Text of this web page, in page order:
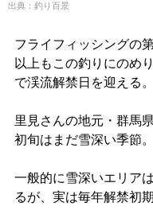
出典：釣り百景
フライフィッシングの
以上もこの釣りにのめ
で渓流解禁日を迎える。
里見さんの地元・群馬
初旬はまだ雪深い季節。
一般的に雪深いエリア
るが、実は毎年解禁初